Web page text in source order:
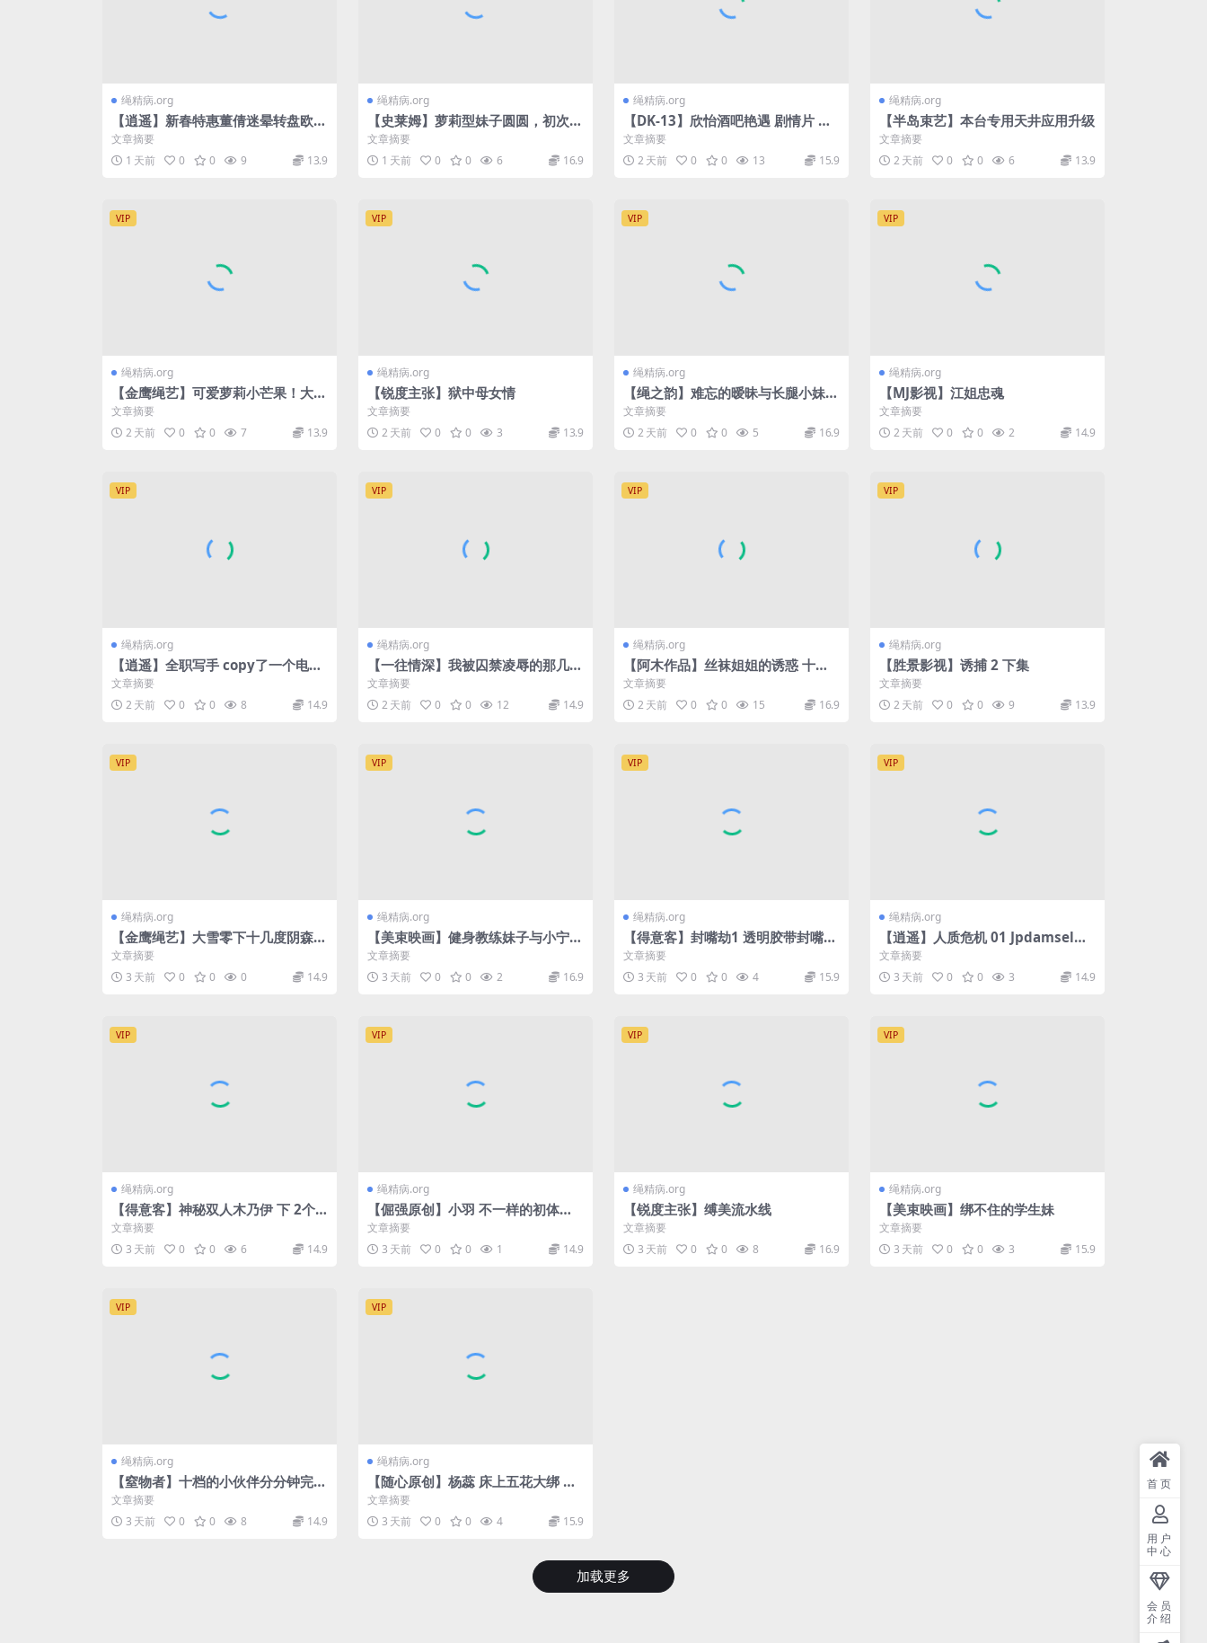
绳精病.org
【逍遥】新春特惠董倩迷晕转盘欧式
跪缚
文章摘要
1 天前
0 0 9 13.9
绳精病.org
【史莱姆】萝莉型妹子圆圆，初次尝
试直臂折腿，看起来挣扎得还挺开心
文章摘要
1 天前
0 0 6 16.9
绳精病.org
【DK-13】欣怡酒吧艳遇 剧情片 最
爱醉酒的女孩了,半醉半醒,才能让我
的心理罪发挥极致！
文章摘要
2 天前
0 0 13 15.9
绳精病.org
【半岛束艺】本台专用天井应用升级
文章摘要
2 天前
0 0 6 13.9
VIP
绳精病.org
【金鹰绳艺】可爱萝莉小芒果！大字
型吊起！挣扎痛苦呻吟不断
文章摘要
2 天前
0 0 7 13.9
VIP
绳精病.org
【锐度主张】狱中母女情
文章摘要
2 天前
0 0 3 13.9
VIP
绳精病.org
【绳之韵】难忘的暧昧与长腿小妹！
雯雯作品：惊艳黑丝大长腿、细高、
青花小旗袍，股神…
文章摘要
2 天前
0 0 5 16.9
VIP
绳精病.org
【MJ影视】江姐忠魂
文章摘要
2 天前
0 0 2 14.9
VIP
绳精病.org
【逍遥】全职写手 copy了一个电影
的剧情！ 11.20 度杨
文章摘要
2 天前
0 0 8 14.9
VIP
绳精病.org
【一往情深】我被囚禁凌辱的那几天
下
文章摘要
2 天前
0 0 12 14.9
VIP
绳精病.org
【阿木作品】丝袜姐姐的诱惑 十字
紧缚 分腿蟹缚 少不了的口球伺候！
文章摘要
2 天前
0 0 15 16.9
VIP
绳精病.org
【胜景影视】诱捕 2 下集
文章摘要
2 天前
0 0 9 13.9
VIP
绳精病.org
【金鹰绳艺】大雪零下十几度阴森恐
怖废弃楼跳D皮鞭冻刺骨打野战
文章摘要
3 天前
0 0 0 14.9
VIP
绳精病.org
【美束映画】健身教练妹子与小宁
反铐，押解，下跪，五花大绑枪毙
文章摘要
3 天前
0 0 2 16.9
VIP
绳精病.org
【得意客】封嘴劫1 透明胶带封嘴之
后，和闺密视频，和男友见面，都没
能发现被劫持封嘴
文章摘要
3 天前
0 0 4 15.9
VIP
绳精病.org
【逍遥】人质危机 01 Jpdamsel风
格-人质hostage 白领美人炸弹危机
密集龟缚甲
文章摘要
3 天前
0 0 3 14.9
VIP
绳精病.org
【得意客】神秘双人木乃伊 下 2个
美女被完美木乃伊全包 卖力挣扎全
程吃力蠕动 超稀有…
文章摘要
3 天前
0 0 6 14.9
VIP
绳精病.org
【倔强原创】小羽 不一样的初体验
后面玩开了竟然自己暗爽
文章摘要
3 天前
0 0 1 14.9
VIP
绳精病.org
【锐度主张】缚美流水线
文章摘要
3 天前
0 0 8 16.9
VIP
绳精病.org
【美束映画】绑不住的学生妹
文章摘要
3 天前
0 0 3 15.9
VIP
绳精病.org
【窒物者】十档的小伙伴分分钟完虐
小G 超强的羞chi感，让小G耳朵红
到根部。折腿缚+团…
文章摘要
3 天前
0 0 8 14.9
VIP
绳精病.org
【随心原创】杨蕊 床上五花大绑 透
明肉丝长腿
文章摘要
3 天前
0 0 4 15.9
加载更多
首页
用户
中心
会员
介绍